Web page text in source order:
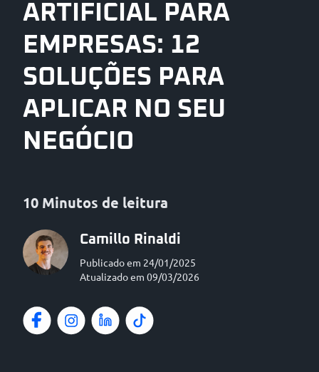
ARTIFICIAL PARA
EMPRESAS: 12
SOLUÇÕES PARA
APLICAR NO SEU
NEGÓCIO
10 Minutos de leitura
Camillo Rinaldi
Publicado em 24/01/2025
Atualizado em 09/03/2026